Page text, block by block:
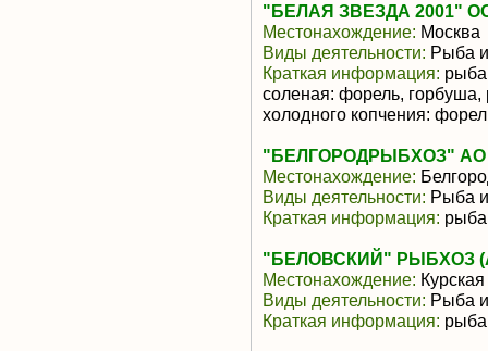
"БЕЛАЯ ЗВЕЗДА 2001"
Местонахождение: Москва
Виды деятельности: Рыба
Краткая информация:
соленая: форель, горбуша,
холодного копчения:
"БЕЛГОРОДРЫБХОЗ" АО
Местонахождение:
Виды деятельности: Рыба
Краткая информация:
"БЕЛОВСКИЙ" РЫБХОЗ
Местонахождение:
Виды деятельности: Рыба
Краткая информация: